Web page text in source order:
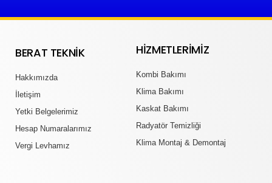
BERAT TEKNIK
Hakkımızda
İletişim
Yetki Belgelerimiz
Hesap Numaralarımız
Vergi Levhamız
HIZMETLERIMIZ
Kombi Bakımı
Klima Bakımı
Kaskat Bakımı
Radyatör Temizliği
Klima Montaj & Demontaj